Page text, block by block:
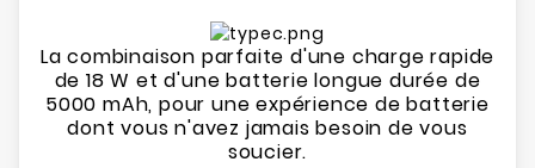
La combinaison parfaite d'une charge rapide
de 18 W et d'une batterie longue durée de
5000 mAh, pour une expérience de batterie
dont vous n'avez jamais besoin de vous
soucier.